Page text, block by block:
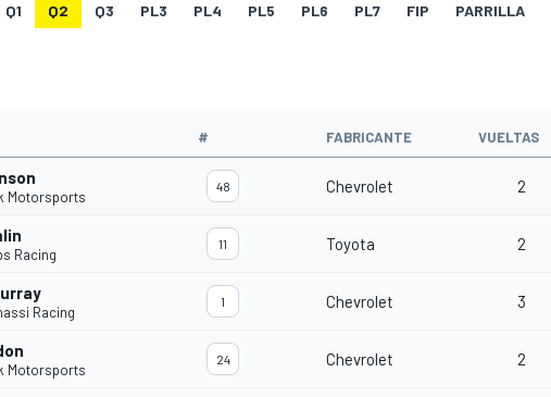
Q1 Q2 Q3 PL3 PL4 PL5 PL6 PL7 FIP PARRILLA
# FABRICANTE VUELTAS
Motorsports
48 Chevrolet 2
Racing
11 Toyota 2
Racing
1 Chevrolet 3
Motorsports
24 Chevrolet 2